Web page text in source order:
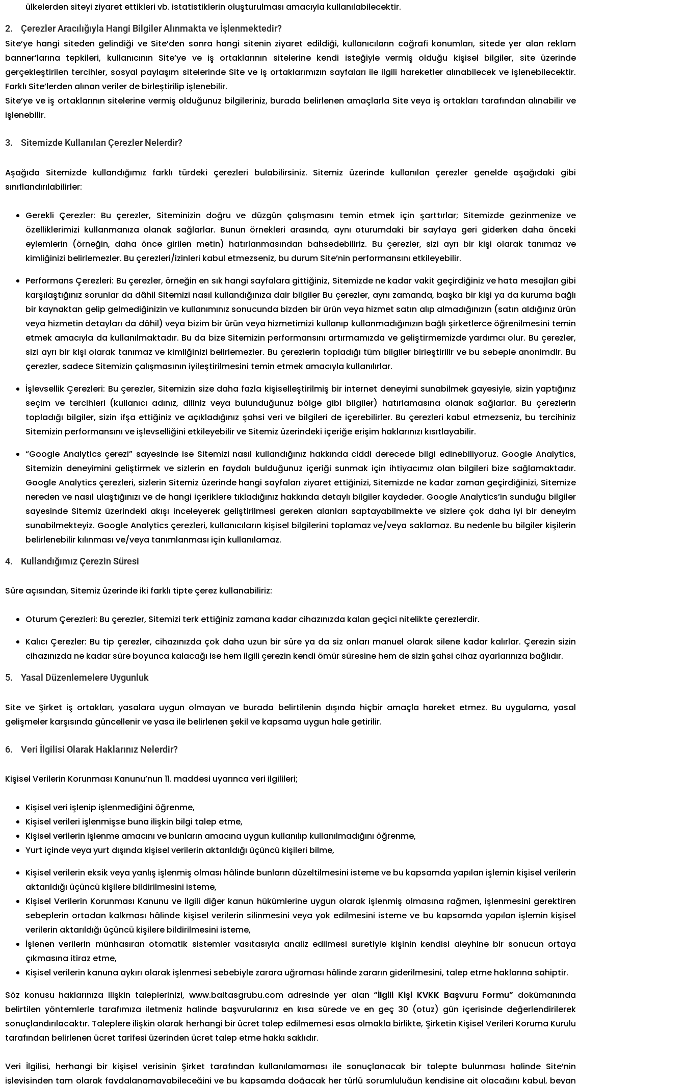
ülkelerden siteyi ziyaret ettikleri vb. istatistiklerin oluşturulması amacıyla kullanılabilecektir.
2. Çerezler Aracılığıyla Hangi Bilgiler Alınmakta ve İşlenmektedir?
Site’ye hangi siteden gelindiği ve Site’den sonra hangi sitenin ziyaret edildiği, kullanıcıların coğrafi konumları, sitede yer alan reklam
banner’larına tepkileri, kullanıcının Site’ye ve iş ortaklarının sitelerine kendi isteğiyle vermiş olduğu kişisel bilgiler, site üzerinde
gerçekleştirilen tercihler, sosyal paylaşım sitelerinde Site ve iş ortaklarımızın sayfaları ile ilgili hareketler alınabilecek ve işlenebilecektir.
Farklı Site’lerden alınan veriler de birleştirilip işlenebilir.
Site’ye ve iş ortaklarının sitelerine vermiş olduğunuz bilgileriniz, burada belirlenen amaçlarla Site veya iş ortakları tarafından alınabilir ve
işlenebilir.
3. Sitemizde Kullanılan Çerezler Nelerdir?
Aşağıda Sitemizde kullandığımız farklı türdeki çerezleri bulabilirsiniz. Sitemiz üzerinde kullanılan çerezler genelde aşağıdaki gibi
sınıflandırılabilirler:
Gerekli Çerezler: Bu çerezler, Siteminizin doğru ve düzgün çalışmasını temin etmek için şarttırlar; Sitemizde gezinmenize ve
özelliklerimizi kullanmanıza olanak sağlarlar. Bunun örnekleri arasında, aynı oturumdaki bir sayfaya geri giderken daha önceki
eylemlerin (örneğin, daha önce girilen metin) hatırlanmasından bahsedebiliriz. Bu çerezler, sizi ayrı bir kişi olarak tanımaz ve
kimliğinizi belirlemezler. Bu çerezleri/izinleri kabul etmezseniz, bu durum Site’nin performansını etkileyebilir.
Performans Çerezleri: Bu çerezler, örneğin en sık hangi sayfalara gittiğiniz, Sitemizde ne kadar vakit geçirdiğiniz ve hata mesajları gibi
karşılaştığınız sorunlar da dâhil Sitemizi nasıl kullandığınıza dair bilgiler Bu çerezler, aynı zamanda, başka bir kişi ya da kuruma bağlı
bir kaynaktan gelip gelmediğinizin ve kullanımınız sonucunda bizden bir ürün veya hizmet satın alıp almadığınızın (satın aldığınız ürün
veya hizmetin detayları da dâhil) veya bizim bir ürün veya hizmetimizi kullanıp kullanmadığınızın bağlı şirketlerce öğrenilmesini temin
etmek amacıyla da kullanılmaktadır. Bu da bize Sitemizin performansını artırmamızda ve geliştirmemizde yardımcı olur. Bu çerezler,
sizi ayrı bir kişi olarak tanımaz ve kimliğinizi belirlemezler. Bu çerezlerin topladığı tüm bilgiler birleştirilir ve bu sebeple anonimdir. Bu
çerezler, sadece Sitemizin çalışmasının iyileştirilmesini temin etmek amacıyla kullanılırlar.
İşlevsellik Çerezleri: Bu çerezler, Sitemizin size daha fazla kişiselleştirilmiş bir internet deneyimi sunabilmek gayesiyle, sizin yaptığınız
seçim ve tercihleri (kullanıcı adınız, diliniz veya bulunduğunuz bölge gibi bilgiler) hatırlamasına olanak sağlarlar. Bu çerezlerin
topladığı bilgiler, sizin ifşa ettiğiniz ve açıkladığınız şahsi veri ve bilgileri de içerebilirler. Bu çerezleri kabul etmezseniz, bu tercihiniz
Sitemizin performansını ve işlevselliğini etkileyebilir ve Sitemiz üzerindeki içeriğe erişim haklarınızı kısıtlayabilir.
“Google Analytics çerezi” sayesinde ise Sitemizi nasıl kullandığınız hakkında ciddi derecede bilgi edinebiliyoruz. Google Analytics,
Sitemizin deneyimini geliştirmek ve sizlerin en faydalı bulduğunuz içeriği sunmak için ihtiyacımız olan bilgileri bize sağlamaktadır.
Google Analytics çerezleri, sizlerin Sitemiz üzerinde hangi sayfaları ziyaret ettiğinizi, Sitemizde ne kadar zaman geçirdiğinizi, Sitemize
nereden ve nasıl ulaştığınızı ve de hangi içeriklere tıkladığınız hakkında detaylı bilgiler kaydeder. Google Analytics’in sunduğu bilgiler
sayesinde Sitemiz üzerindeki akışı inceleyerek geliştirilmesi gereken alanları saptayabilmekte ve sizlere çok daha iyi bir deneyim
sunabilmekteyiz. Google Analytics çerezleri, kullanıcıların kişisel bilgilerini toplamaz ve/veya saklamaz. Bu nedenle bu bilgiler kişilerin
belirlenebilir kılınması ve/veya tanımlanması için kullanılamaz.
4. Kullandığımız Çerezin Süresi
Süre açısından, Sitemiz üzerinde iki farklı tipte çerez kullanabiliriz:
Oturum Çerezleri: Bu çerezler, Sitemizi terk ettiğiniz zamana kadar cihazınızda kalan geçici nitelikte çerezlerdir.
Kalıcı Çerezler: Bu tip çerezler, cihazınızda çok daha uzun bir süre ya da siz onları manuel olarak silene kadar kalırlar. Çerezin sizin
cihazınızda ne kadar süre boyunca kalacağı ise hem ilgili çerezin kendi ömür süresine hem de sizin şahsi cihaz ayarlarınıza bağlıdır.
5. Yasal Düzenlemelere Uygunluk
Site ve Şirket iş ortakları, yasalara uygun olmayan ve burada belirtilenin dışında hiçbir amaçla hareket etmez. Bu uygulama, yasal
gelişmeler karşısında güncellenir ve yasa ile belirlenen şekil ve kapsama uygun hale getirilir.
6. Veri İlgilisi Olarak Haklarınız Nelerdir?
Kişisel Verilerin Korunması Kanunu’nun 11. maddesi uyarınca veri ilgilileri;
Kişisel veri işlenip işlenmediğini öğrenme,
Kişisel verileri işlenmişse buna ilişkin bilgi talep etme,
Kişisel verilerin işlenme amacını ve bunların amacına uygun kullanılıp kullanılmadığını öğrenme,
Yurt içinde veya yurt dışında kişisel verilerin aktarıldığı üçüncü kişileri bilme,
Kişisel verilerin eksik veya yanlış işlenmiş olması hâlinde bunların düzeltilmesini isteme ve bu kapsamda yapılan işlemin kişisel verilerin
aktarıldığı üçüncü kişilere bildirilmesini isteme,
Kişisel Verilerin Korunması Kanunu ve ilgili diğer kanun hükümlerine uygun olarak işlenmiş olmasına rağmen, işlenmesini gerektiren
sebeplerin ortadan kalkması hâlinde kişisel verilerin silinmesini veya yok edilmesini isteme ve bu kapsamda yapılan işlemin kişisel
verilerin aktarıldığı üçüncü kişilere bildirilmesini isteme,
İşlenen verilerin münhasıran otomatik sistemler vasıtasıyla analiz edilmesi suretiyle kişinin kendisi aleyhine bir sonucun ortaya
çıkmasına itiraz etme,
Kişisel verilerin kanuna aykırı olarak işlenmesi sebebiyle zarara uğraması hâlinde zararın giderilmesini, talep etme haklarına sahiptir.
Söz konusu haklarınıza ilişkin taleplerinizi, www.baltasgrubu.com adresinde yer alan“İlgili Kişi KVKK Başvuru Formu” dokümanında
belirtilen yöntemlerle tarafımıza iletmeniz halinde başvurularınız en kısa sürede ve en geç 30 (otuz) gün içerisinde değerlendirilerek
sonuçlandırılacaktır. Taleplere ilişkin olarak herhangi bir ücret talep edilmemesi esas olmakla birlikte, Şirketin Kişisel Verileri Koruma Kurulu
tarafından belirlenen ücret tarifesi üzerinden ücret talep etme hakkı saklıdır.
Veri İlgilisi, herhangi bir kişisel verisinin Şirket tarafından kullanılamaması ile sonuçlanacak bir talepte bulunması halinde Site’nin
işleyişinden tam olarak faydalanamayabileceğini ve bu kapsamda doğacak her türlü sorumluluğun kendisine ait olacağını kabul, beyan